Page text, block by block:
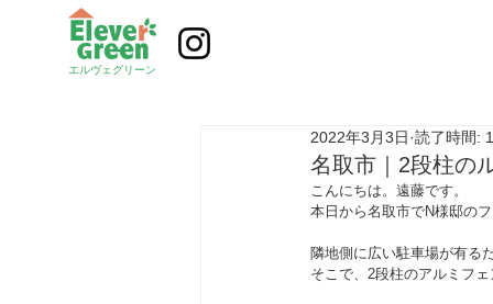
エルヴェグリーン
名取市｜2段柱の
2022年3月3日 読了時間:
こんにちは。遠藤です。
本日から名取市でN様邸の
隣地側に広い駐車場が有る
そこで、2段柱のアルミフ